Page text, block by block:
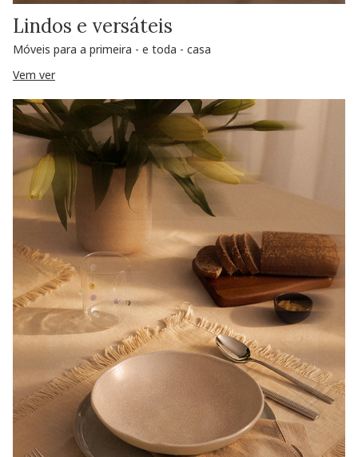
Lindos e versáteis
Móveis para a primeira - e toda - casa
Vem ver